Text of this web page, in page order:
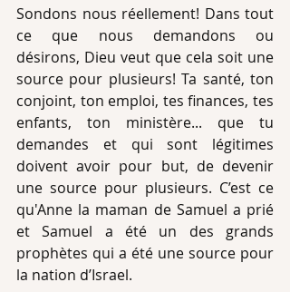
Sondons nous réellement! Dans tout
ce que nous demandons ou
désirons, Dieu veut que cela soit une
source pour plusieurs! Ta santé, ton
conjoint, ton emploi, tes finances, tes
enfants, ton ministère... que tu
demandes et qui sont légitimes
doivent avoir pour but, de devenir
une source pour plusieurs. C’est ce
qu'Anne la maman de Samuel a prié
et Samuel a été un des grands
prophètes qui a été une source pour
la nation d’Israel.